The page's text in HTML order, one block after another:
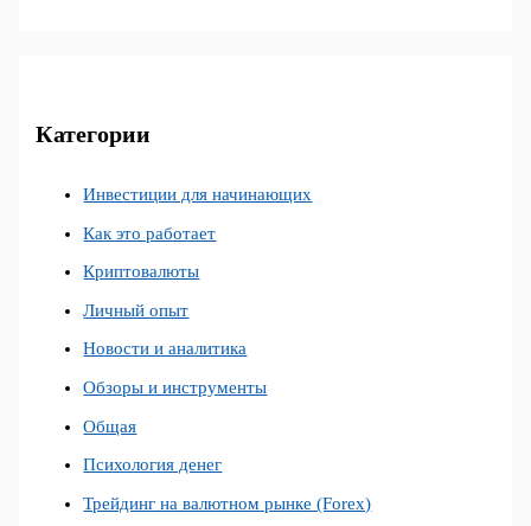
Категории
Инвестиции для начинающих
Как это работает
Криптовалюты
Личный опыт
Новости и аналитика
Обзоры и инструменты
Общая
Психология денег
Трейдинг на валютном рынке (Forex)